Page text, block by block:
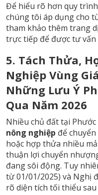
Để hiểu rõ hơn quy trình
chúng tôi áp dụng cho
tham khảo thêm trang
trực tiếp để được tư
5. Tách Thửa,
Nghiệp Vùng
Những Lưu Ý
Qua Năm 2026
Nhiều chủ đất tại
nông nghiệp để
hoặc hợp thửa nhiều
thuận lợi chuyển
đang sôi động. Tuy
từ 01/01/2025) và Nghị
rõ diện tích tối thiểu